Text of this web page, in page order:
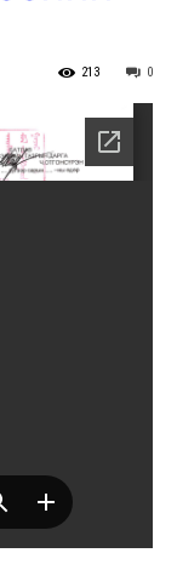
0
213